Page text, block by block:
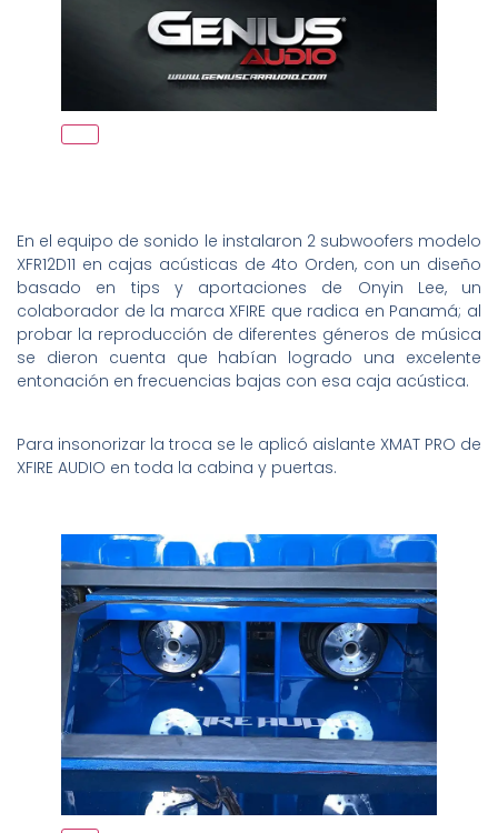
En el equipo de sonido le instalaron 2 subwoofers modelo
XFR12D11 en cajas acústicas de 4to Orden, con un diseño
basado en tips y aportaciones de Onyin Lee, un
colaborador de la marca XFIRE que radica en Panamá; al
probar la reproducción de diferentes géneros de música
se dieron cuenta que habían logrado una excelente
entonación en frecuencias bajas con esa caja acústica.
Para insonorizar la troca se le aplicó aislante XMAT PRO de
XFIRE AUDIO en toda la cabina y puertas.